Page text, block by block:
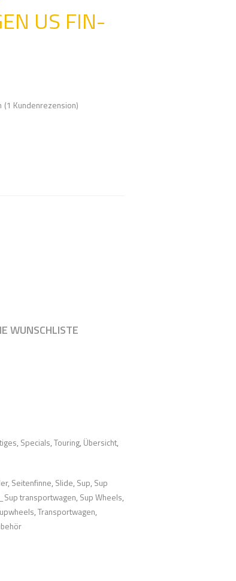
US FIN-
(1 Kundenrezension)
WUNSCHLISTE
, Specials,Touring, Übersicht,
, Seitenfinne, Slide, Sup, Sup
transportwagen, Sup Wheels,
,Transportwagen,